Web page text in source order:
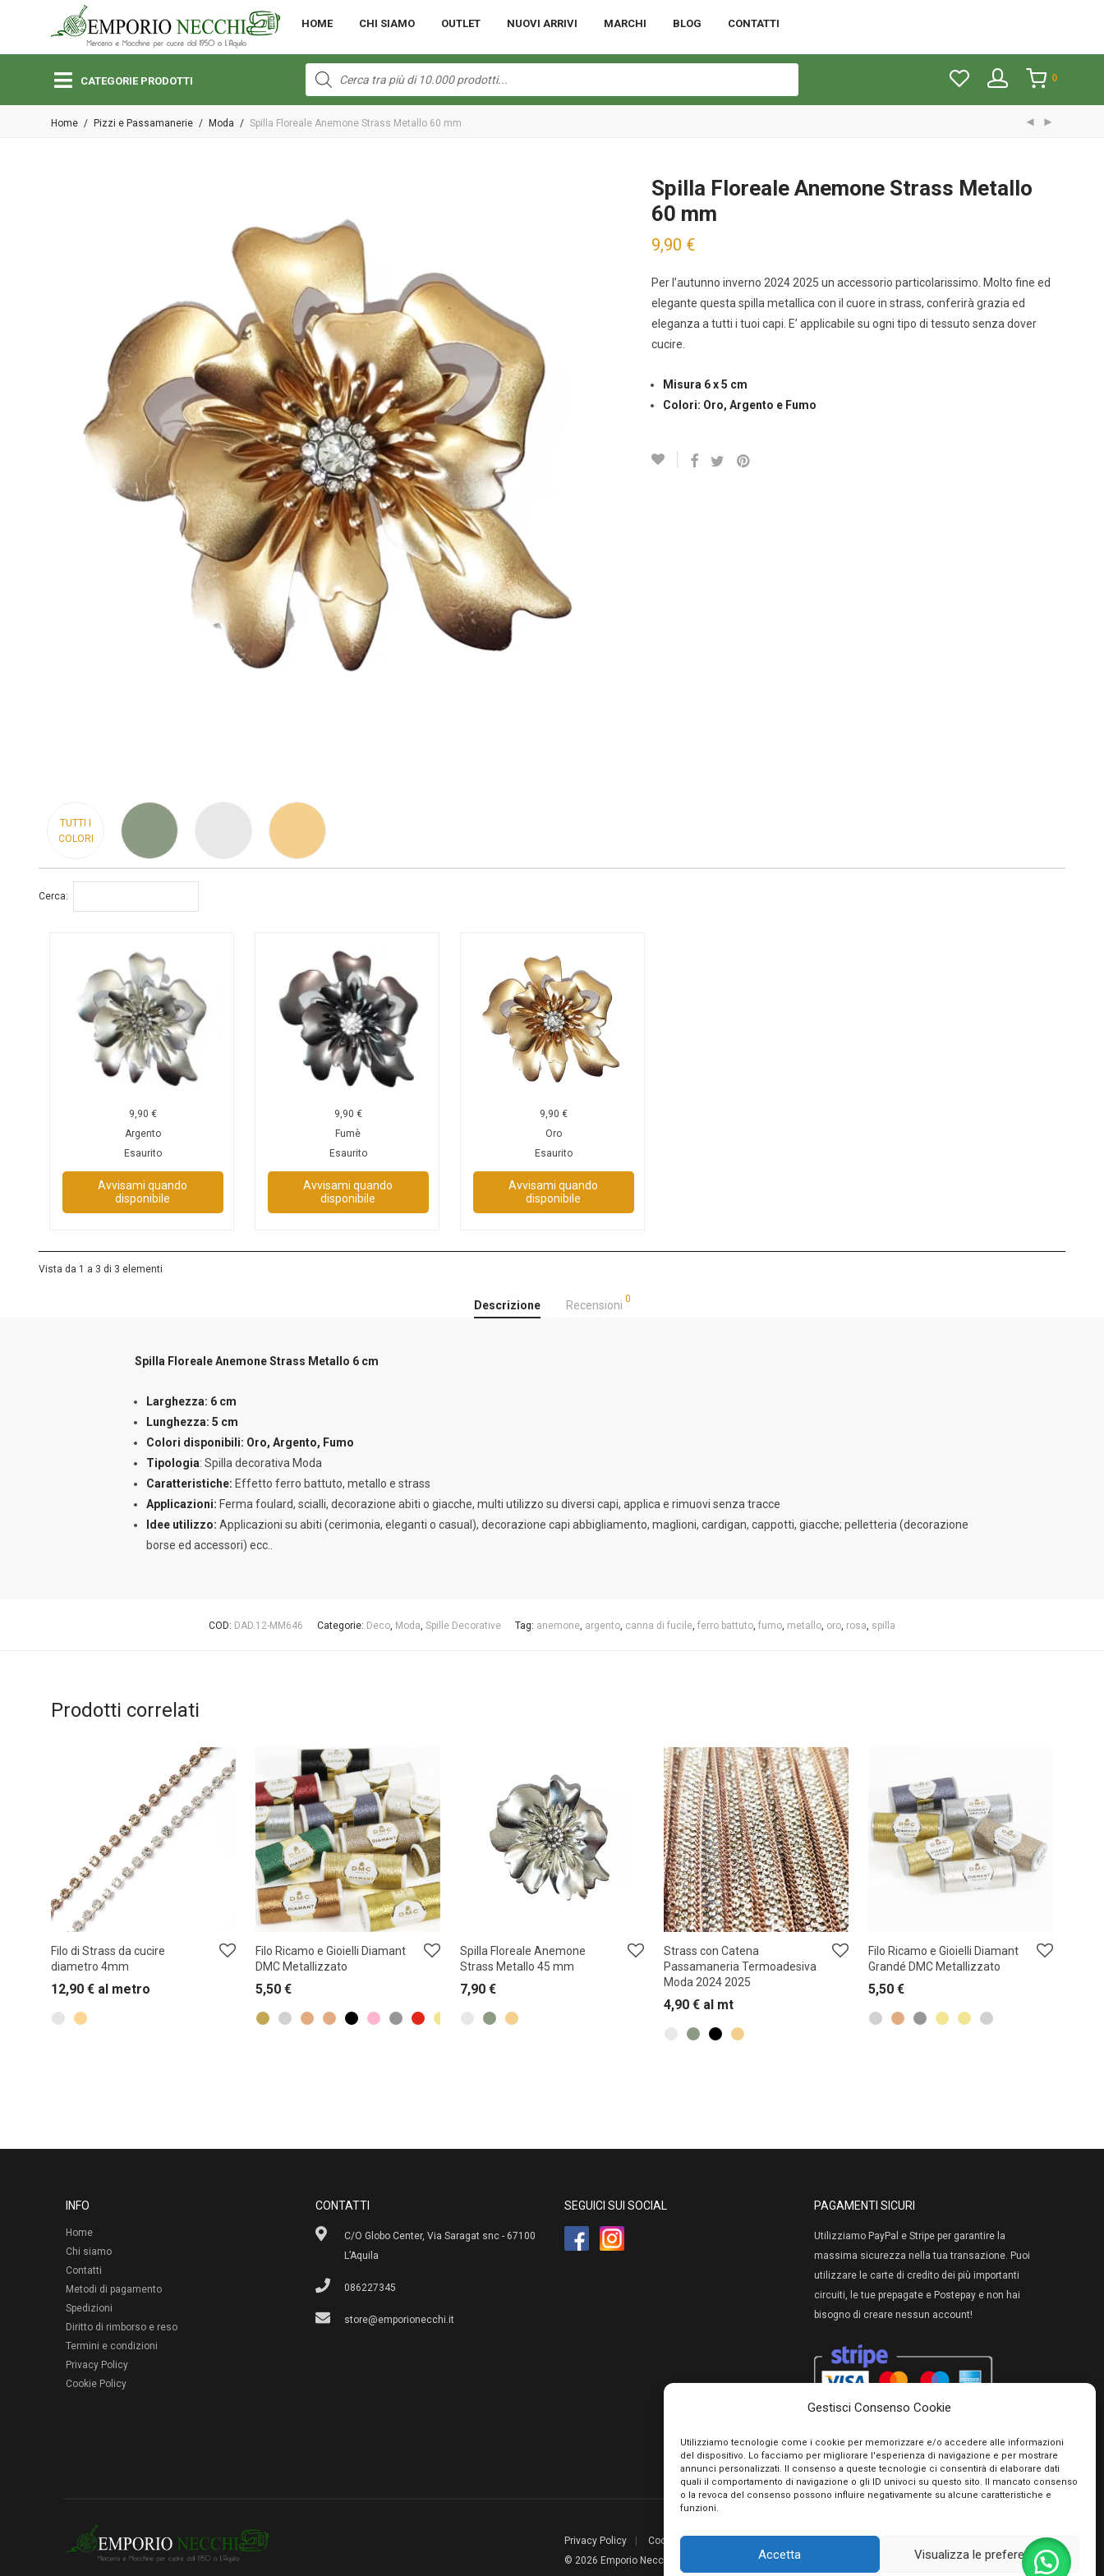
Gestisci Consenso Cookie
Utilizziamo tecnologie come i cookie per memorizzare e/o accedere alle informazioni
del dispositivo. Lo facciamo per migliorare l'esperienza di navigazione e per mostrare
annunci personalizzati. Il consenso a queste tecnologie ci consentirà di elaborare dati
quali il comportamento di navigazione o gli ID univoci su questo sito. Il mancato consenso
o la revoca del consenso possono influire negativamente su alcune caratteristiche e
funzioni.
Accetta Visualizza le preferenze
MENU
Open submenu (Bambini)
Open submenu (Lane e Cotoni)
Open submenu (Pizzi e Passamanerie)
Pizzi e Passamanerie
Open submenu (Ricamo)
Ricamo
Open submenu (Tessuti)
Open submenu (Toppe e Applicazioni)
Toppe e Applicazioni
HOME CHI SIAMO OUTLET NUOVI ARRIVI MARCHI BLOG CONTATTI
CATEGORIE PRODOTTI
Products
search
0
Home / Pizzi e Passamanerie / Moda / Spilla Floreale Anemone Strass Metallo 60 mm
Spilla Floreale Anemone Strass Metallo
60 mm
9,90 €
Per l’autunno inverno 2024 2025 un accessorio particolarissimo. Molto fine ed
elegante questa spilla metallica con il cuore in strass, conferirà grazia ed
eleganza a tutti i tuoi capi. E’ applicabile su ogni tipo di tessuto senza dover
cucire.
Misura 6 x 5 cm
Colori: Oro, Argento e Fumo
TUTTI I
COLORI
Cerca:
9,90 €
Argento
Esaurito
Avvisami quando
disponibile
9,90 €
Fumè
Esaurito
Avvisami quando
disponibile
9,90 €
Oro
Esaurito
Avvisami quando
disponibile
Vista da 1 a 3 di 3 elementi
Descrizione Recensioni 0
Spilla Floreale Anemone Strass Metallo 6 cm
Larghezza: 6 cm
Lunghezza: 5 cm
Colori disponibili: Oro, Argento, Fumo
Tipologia: Spilla decorativa Moda
Caratteristiche: Effetto ferro battuto, metallo e strass
Applicazioni: Ferma foulard, scialli, decorazione abiti o giacche, multi utilizzo su diversi capi, applica e rimuovi senza tracce
Idee utilizzo: Applicazioni su abiti (cerimonia, eleganti o casual), decorazione capi abbigliamento, maglioni, cardigan, cappotti, giacche; pelletteria (decorazione
borse ed accessori) ecc..
COD: DAD.12-MM646 Categorie: Deco Moda Spille Decorative Tag: anemone argento canna di fucile ferro battuto fumo metallo oro rosa spilla
Prodotti correlati
Filo di Strass da cucire
diametro 4mm
12,90 € al metro
Filo Ricamo e Gioielli Diamant
DMC Metallizzato
5,50 €
Spilla Floreale Anemone
Strass Metallo 45 mm
7,90 €
Strass con Catena
Passamaneria Termoadesiva
Moda 2024 2025
4,90€ al mt
Filo Ricamo e Gioielli Diamant
Grandé DMC Metallizzato
5,50€
INFO
Home
Chi siamo
Contatti
Metodi di pagamento
Spedizioni
Diritto di rimborso e reso
Termini e condizioni
Privacy Policy
Cookie Policy
CONTATTI
C/O Globo Center, Via Saragat snc - 67100
L’Aquila
086227345
store@emporionecchi.it
SEGUICI SUI SOCIAL PAGAMENTI SICURI
Utilizziamo PayPal e Stripe per garantire la
massima sicurezza nella tua transazione. Puoi
utilizzare le carte di credito dei più importanti
circuiti, le tue prepagate e Postepay e non hai
bisogno di creare nessun account!
Privacy Policy Cookie Policy
© 2026 Emporio Necchi di Masciantonio Giacinto - P.IVA 01482050661